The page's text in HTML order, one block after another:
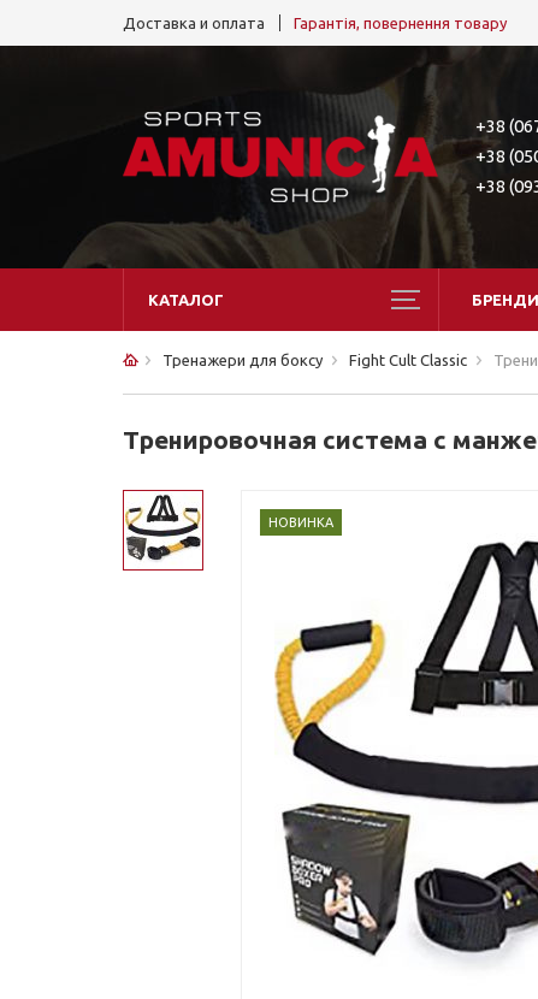
Доставка и оплата Гарантія, повернення товару
+38
+38
+38
КАТАЛОГ БРЕНДИ
Тренажери для боксу Fight Cult Classic
Тренировочная система с
НОВИНКА